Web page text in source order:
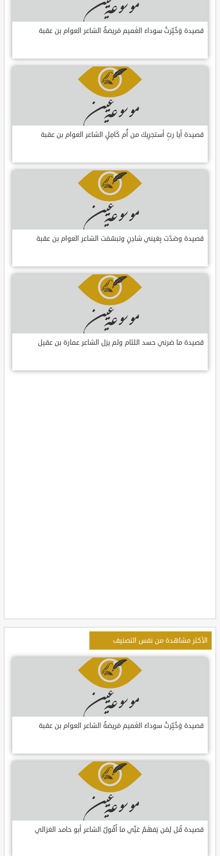
قصيدة وَخُبِّرتُ سوداءَ الغَميم مَريضةٌ الشاعر العوام بن عقبة
قصيدة أيا ربِّ أستجرِيكَ من أُم كَامِلٍ الشاعر العوام بن عقبة
قصيدة وصَدَّت بِعَيني شادِنٍ وتبسّمَت الشاعر العوام بن عقبة
قصيدة ما ضرني حسد اللئام ولم يزل الشاعر عمارة بن عقيل
الأكثر مشاهدة من نفس التصنيف
قصيدة وَخُبِّرتُ سوداءَ الغَميم مَريضةٌ الشاعر العوام بن عقبة
قصيدة قُل لِمَن يَفهَمُ عَنِّي ما أَقُولُ الشاعر أبو حامد الغزالي